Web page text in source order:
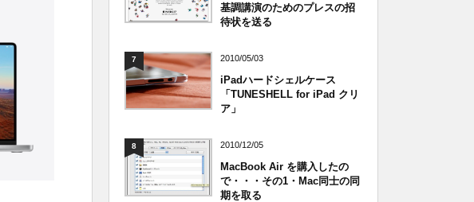
基調講演のためのプレスの招
待状を送る
7 2010/05/03
iPadハードシェルケース
「TUNESHELL for iPad クリ
ア」
8 2010/12/05
MacBook Air を購入したの
で・・・その1・Mac同士の同
期を取る